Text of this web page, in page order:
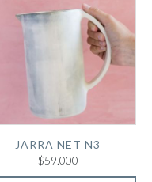
JARRA NET N3
$59.000